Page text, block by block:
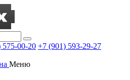
575-00-20 +7 (901) 593-29-27
Меню